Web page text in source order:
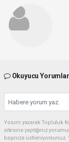
Okuyucu
Yorum yazarak Topluluk
sitesine yaptığınız
başınıza